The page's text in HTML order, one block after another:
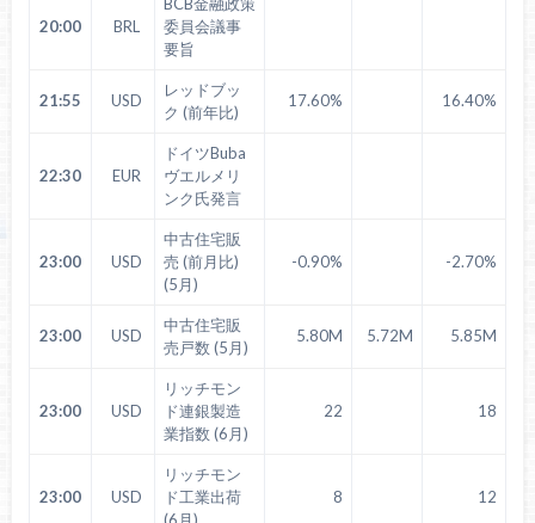
20:00 BRL
委員会議事
要旨
21:55 USD
レッドブッ
ク (前年比)
17.60% 16.40%
22:30 EUR
ドイツBuba
ヴエルメリ
ンク氏発言
23:00 USD
中古住宅販
売 (前月比)
(5月)
-0.90% -2.70%
23:00 USD
中古住宅販
売戸数 (5月)
5.80M 5.72M 5.85M
23:00 USD
リッチモン
ド連銀製造
業指数 (6月)
22 18
23:00 USD
リッチモン
ド工業出荷
8 12